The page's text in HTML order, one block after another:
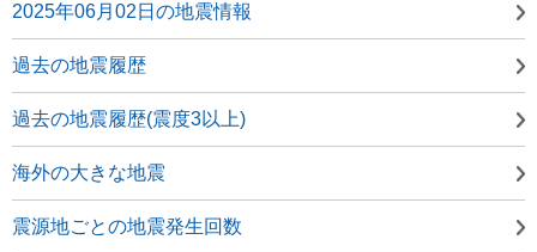
2025年06月02日の地震情報
過去の地震履歴
過去の地震履歴(震度3以上)
海外の大きな地震
震源地ごとの地震発生回数